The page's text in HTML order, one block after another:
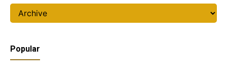
Popular